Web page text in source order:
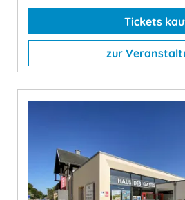
Tickets
zur